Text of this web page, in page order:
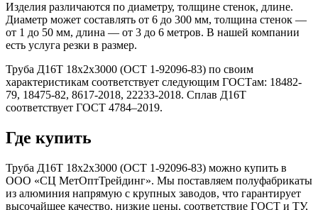
Изделия различаются по диаметру, толщине стенок, длине.
Диаметр может составлять от 6 до 300 мм, толщина стенок —
от 1 до 50 мм, длина — от 3 до 6 метров. В нашей компании
есть услуга резки в размер.
Труба Д16Т 18х2х3000 (ОСТ 1-92096-83) по своим
характеристикам соответствует следующим ГОСТам: 18482-
79, 18475-82, 8617-2018, 22233-2018. Сплав Д16Т
соответствует ГОСТ 4784–2019.
Где купить
Труба Д16Т 18х2х3000 (ОСТ 1-92096-83) можно купить в
ООО «СЦ МетОптТрейдинг». Мы поставляем полуфабрикаты
из алюминия напрямую с крупных заводов, что гарантирует
высочайшее качество, низкие цены, соответствие ГОСТ и ТУ,